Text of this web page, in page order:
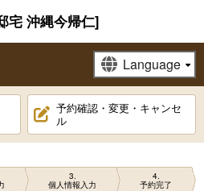
宅 沖縄今帰仁]
予約確認・変更・キャンセ
ル
3
個人情報入力
4
予約完了